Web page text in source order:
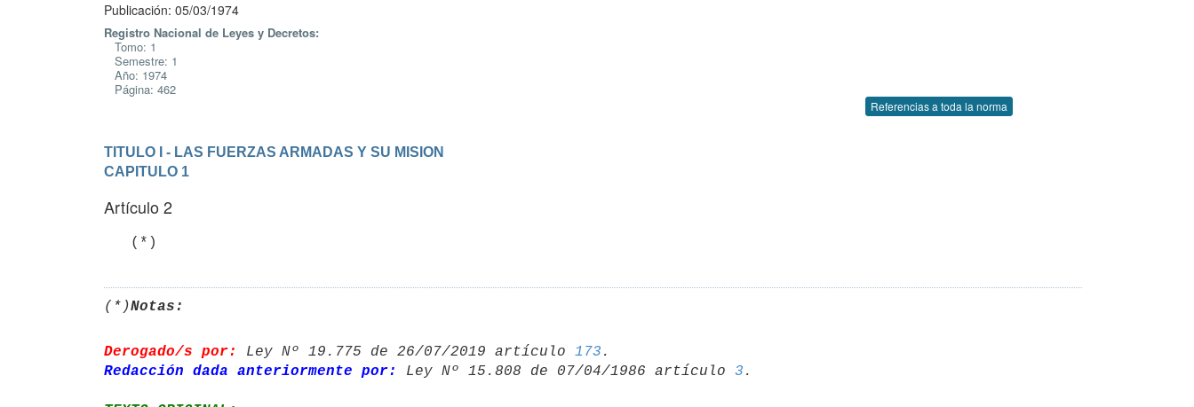
Publicación: 05/03/1974
Registro Nacional de Leyes y Decretos:
Tomo: 1
Semestre: 1
Año: 1974
Página: 462
Referencias a toda la norma
TITULO I - LAS FUERZAS ARMADAS Y SU MISION
CAPITULO 1
Artículo 2
   (*)
(*)Notas:
Derogado/s por: Ley Nº 19.775 de 26/07/2019 artículo 173
Redacción dada anteriormente por:
Ley Nº 15.808 de 07/04/1986 artículo 3